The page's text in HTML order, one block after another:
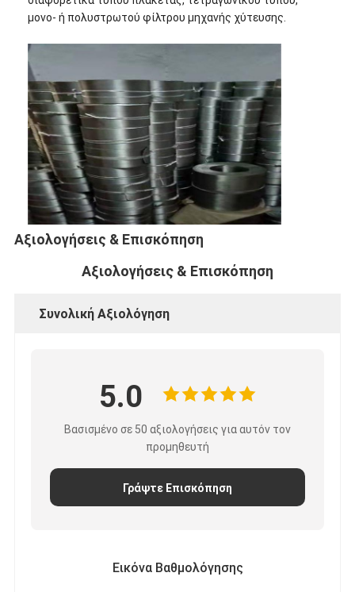
Γύρος εργοστασίων
επαφή
Νέα
Μιλήστε τώρα.
Χάλυβα από ανοξείδωτο χάλυβα
Πλεκτό συρμάτινο πλέγμα
Κουτί από πέτρα
Αρχιτεκτονικό μεταλλικό πλέγμα
Οθόνη μυγών αλυσίδων αργιλίου
φράκτης πλέγματος μετάλλων
μονο- ή πολυστρωτού φίλτρου μηχανής χύτευσης.
Αξιολογήσεις & Επισκόπηση
Αξιολογήσεις & Επισκόπηση
Συνολική Αξιολόγηση
5.0
Βασισμένο σε 50 αξιολογήσεις για αυτόν τον
προμηθευτή
Γράψτε Επισκόπηση
Εικόνα Βαθμολόγησης